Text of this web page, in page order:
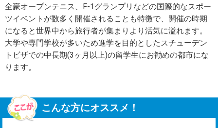
全豪オープンテニス、F-1グランプリなどの国際的なスポー
ツイベントが数多く開催されることも特徴で、開催の時期
になると世界中から旅行者が集まりより活気に溢れます。
大学や専門学校が多いため進学を目的としたスチューデン
トビザでの中長期(3ヶ月以上)の留学生にお勧めの都市にな
ります。
こんな方にオススメ！